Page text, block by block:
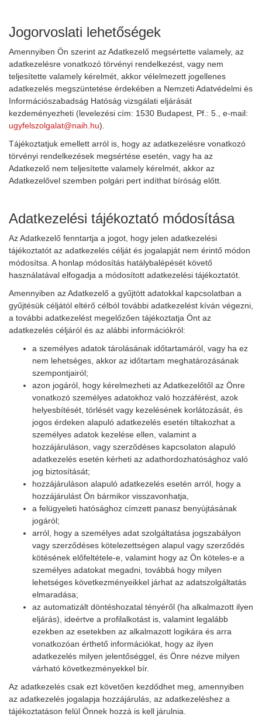
Jogorvoslati lehetőségek
Amennyiben Ön szerint az Adatkezelő megsértette valamely, az
adatkezelésre vonatkozó törvényi rendelkezést, vagy nem
teljesítette valamely kérelmét, akkor vélelmezett jogellenes
adatkezelés megszüntetése érdekében a Nemzeti Adatvédelmi és
Információszabadság Hatóság vizsgálati eljárását
kezdeményezheti (levelezési cím: 1530 Budapest, Pf.: 5., e-mail:
ugyfelszolgalat@naih.hu).
Tájékoztatjuk emellett arról is, hogy az adatkezelésre vonatkozó
törvényi rendelkezések megsértése esetén, vagy ha az
Adatkezelő nem teljesítette valamely kérelmét, akkor az
Adatkezelővel szemben polgári pert indíthat bíróság előtt.
Adatkezelési tájékoztató módosítása
Az Adatkezelő fenntartja a jogot, hogy jelen adatkezelési
tájékoztatót az adatkezelés célját és jogalapját nem érintő módon
módosítsa. A honlap módosítás hatálybalépését követő
használatával elfogadja a módosított adatkezelési tájékoztatót.
Amennyiben az Adatkezelő a gyűjtött adatokkal kapcsolatban a
gyűjtésük céljától eltérő célból további adatkezelést kíván végezni,
a további adatkezelést megelőzően tájékoztatja Önt az
adatkezelés céljáról és az alábbi információkról:
a személyes adatok tárolásának időtartamáról, vagy ha ez
nem lehetséges, akkor az időtartam meghatározásának
szempontjairól;
azon jogáról, hogy kérelmezheti az Adatkezelőtől az Önre
vonatkozó személyes adatokhoz való hozzáférést, azok
helyesbítését, törlését vagy kezelésének korlátozását, és
jogos érdeken alapuló adatkezelés esetén tiltakozhat a
személyes adatok kezelése ellen, valamint a
hozzájáruláson, vagy szerződéses kapcsolaton alapuló
adatkezelés esetén kérheti az adathordozhatósághoz való
jog biztosítását;
hozzájáruláson alapuló adatkezelés esetén arról, hogy a
hozzájárulást Ön bármikor visszavonhatja,
a felügyeleti hatósághoz címzett panasz benyújtásának
jogáról;
arról, hogy a személyes adat szolgáltatása jogszabályon
vagy szerződéses kötelezettségen alapul vagy szerződés
kötésének előfeltétele-e, valamint hogy az Ön köteles-e a
személyes adatokat megadni, továbbá hogy milyen
lehetséges következményeikkel járhat az adatszolgáltatás
elmaradása;
az automatizált döntéshozatal tényéről (ha alkalmazott ilyen
eljárás), ideértve a profilalkotást is, valamint legalább
ezekben az esetekben az alkalmazott logikára és arra
vonatkozóan érthető információkat, hogy az ilyen
adatkezelés milyen jelentőséggel, és Önre nézve milyen
várható következményekkel bír.
Az adatkezelés csak ezt követően kezdődhet meg, amennyiben
az adatkezelés jogalapja hozzájárulás, az adatkezeléshez a
tájékoztatáson felül Önnek hozzá is kell járulnia.